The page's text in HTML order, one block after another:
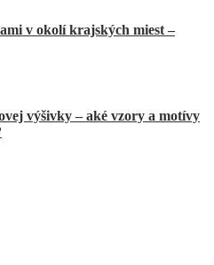
v okolí krajských miest –
výšivky – aké vzory a motívy